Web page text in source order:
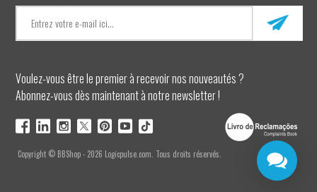
Voulez-vous être le premier à recevoir nos nouveautés ?
Abonnez-vous dès maintenant à notre newsletter !
Copyright © BBShop - 2026 Logicpulse.com. Tous droits réservés.